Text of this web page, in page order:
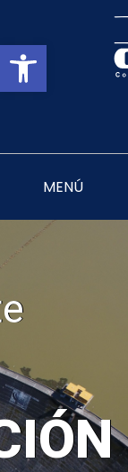
Abrir
MENÚ
Centrales